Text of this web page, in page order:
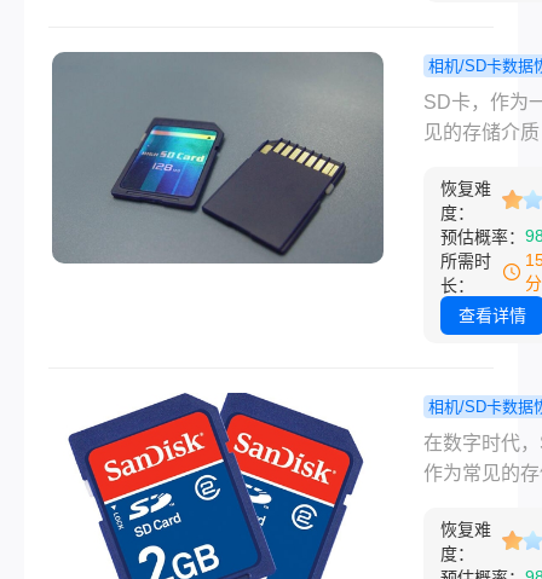
越弄越糟。
关于误删文
恢复，我把
几个办法整
了，从最简
费方法到需
工具的进阶
按顺序来，
自己的情况
相机/SD卡数据
程 sd卡删
片如何恢复
恢复文件！
SD卡，作为
见的存储介
机、手机和
子设备中，
提供了便捷
存储方式。
有时候，我
卡遭受损坏
片丢失。面
情况，sd卡
本文将为您
种有效的恢
恢复难
度：
预估概率：
所需时
长：
查看详情
相机/SD卡数据
程 sd卡误
恢复？教你
在数字时代
作为常见的
能手机、相
板电脑等电
恢复难
度：